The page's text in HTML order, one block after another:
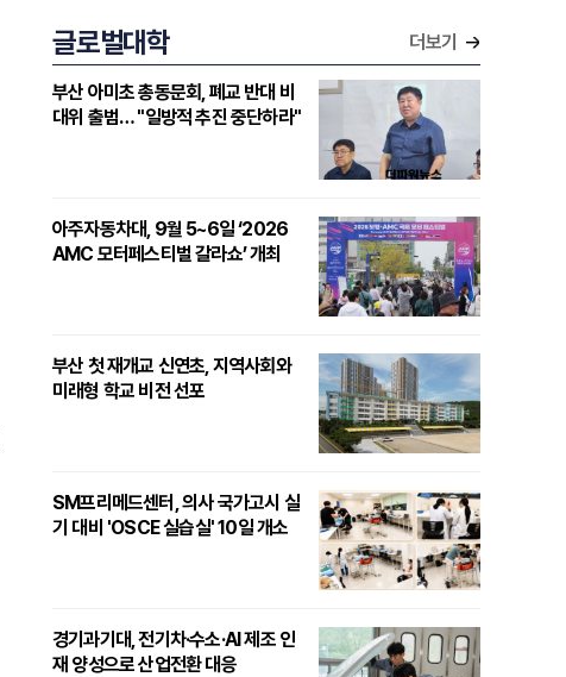
글로벌대학 더보기
부산 아미초 총동문회, 폐교 반대 비
대위 출범… "일방적 추진 중단하라"
아주자동차대, 9월 5~6일 ‘2026
AMC 모터페스티벌 갈라쇼’ 개최
부산 첫 재개교 신연초, 지역사회와
미래형 학교 비전 선포
SM프리메드센터, 의사 국가고시 실
기 대비 'OSCE 실습실' 10일 개소
경기과기대, 전기차·수소·AI 제조 인
재 양성으로 산업전환 대응